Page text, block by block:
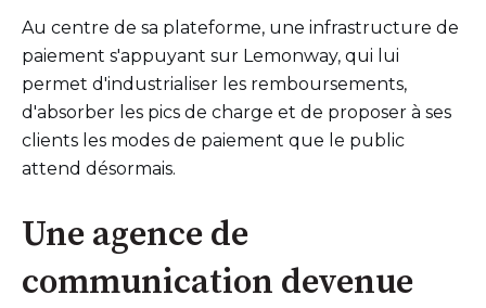
Au centre de sa plateforme, une infrastructure de
paiement s'appuyant sur Lemonway, qui lui
permet d'industrialiser les remboursements,
d'absorber les pics de charge et de proposer à ses
clients les modes de paiement que le public
attend désormais.
Une agence de
communication devenue